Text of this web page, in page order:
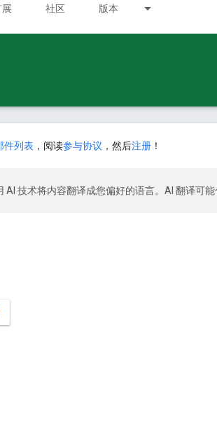
社区 版本
件列表 ，阅读参与协议 ，然后注册 ！
AI 技术将内容翻译成您偏好的语言。AI 翻译可能